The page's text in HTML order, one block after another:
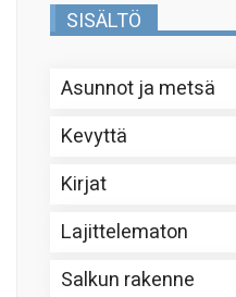
SISÄLTÖ
Asunnot ja metsä
Kevyttä
Kirjat
Lajittelematon
Salkun rakenne